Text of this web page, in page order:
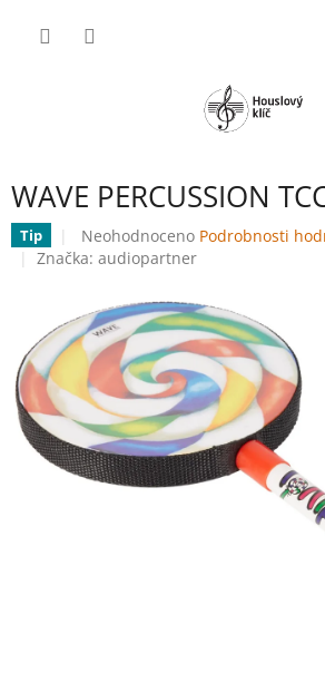
WAVE PERCUSSION
Tip
Průměrné
hodnocení
0,0
z
5
hvězdiček.
Neohodnoceno Podrobnosti
Značka: audiopartner